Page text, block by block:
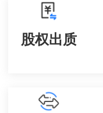
股权出质